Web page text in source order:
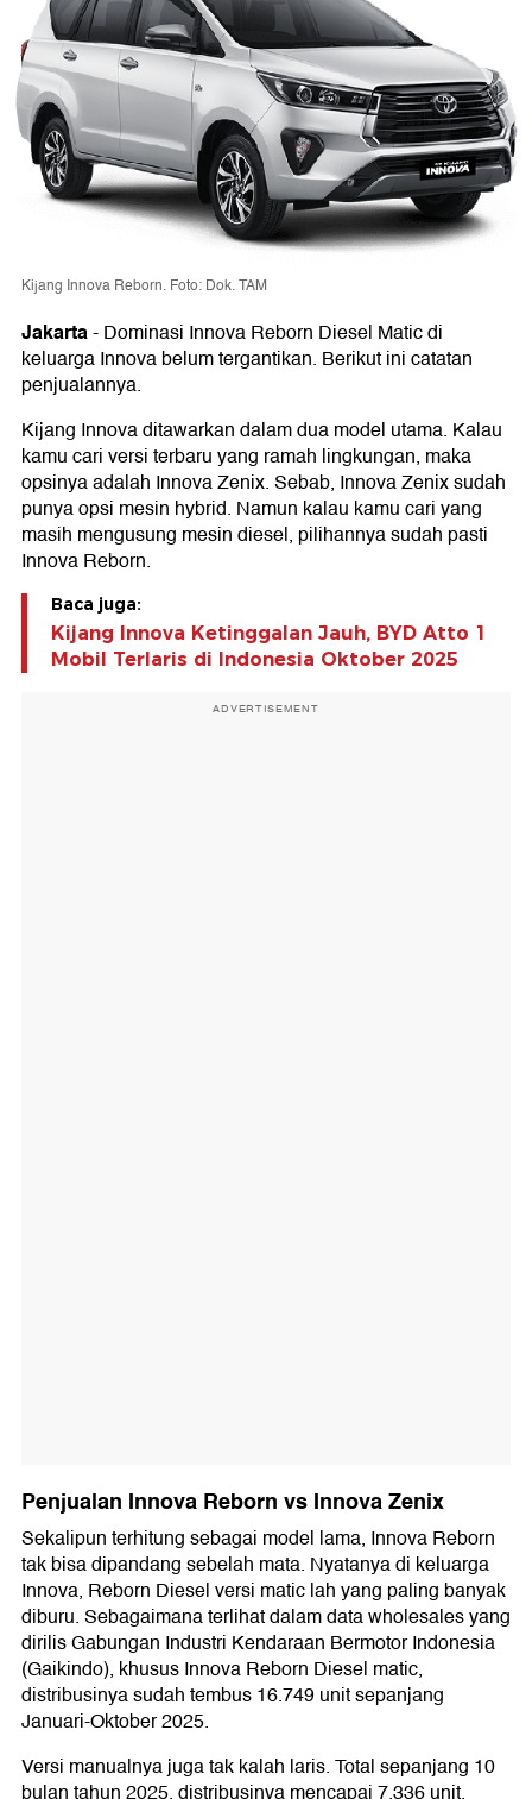
Kijang Innova Reborn. Foto: Dok. TAM
Jakarta-Dominasi Innova Reborn Diesel Matic di
keluarga Innova belum tergantikan. Berikut ini catatan
penjualannya.
Kijang Innova ditawarkan dalam dua model utama. Kalau
kamu cari versi terbaru yang ramah lingkungan, maka
opsinya adalah Innova Zenix. Sebab, Innova Zenix sudah
punya opsi mesin hybrid. Namun kalau kamu cari yang
masih mengusung mesin diesel, pilihannya sudah pasti
Innova Reborn.
Baca juga:
Kijang Innova Ketinggalan Jauh, BYD Atto 1
Mobil Terlaris di Indonesia Oktober 2025
ADVERTISEMENT
Penjualan Innova Reborn vs Innova Zenix
Sekalipun terhitung sebagai model lama, Innova Reborn
tak bisa dipandang sebelah mata. Nyatanya di keluarga
Innova, Reborn Diesel versi matic lah yang paling banyak
diburu. Sebagaimana terlihat dalam data wholesales yang
dirilis Gabungan Industri Kendaraan Bermotor Indonesia
(Gaikindo), khusus Innova Reborn Diesel matic,
distribusinya sudah tembus 16.749 unit sepanjang
Januari-Oktober 2025.
Versi manualnya juga tak kalah laris. Total sepanjang 10